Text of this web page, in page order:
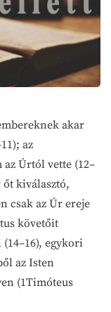
akar
az
Úrtól vette (12–
őt kiválasztó,
csak az Úr ereje
követőit
egykori
az Isten
(1Timóteus